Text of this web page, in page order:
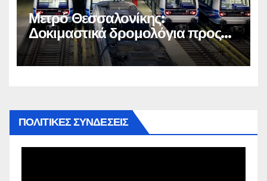
Μετρό Θεσσαλονίκης:
Δοκιμαστικά δρομολόγια προς
Καλαμαριά
ΠΟΛΙΤΙΚΕΣ ΣΥΝΔΕΣΕΙΣ